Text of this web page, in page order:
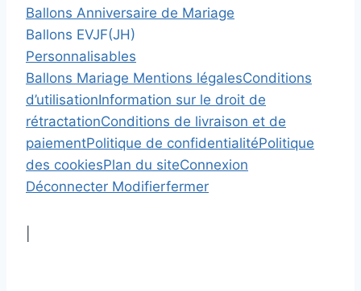
Ballons Anniversaire de Mariage
Ballons EVJF(JH)
Personnalisables
Ballons Mariage Mentions légalesConditions
d’utilisationInformation sur le droit de
rétractationConditions de livraison et de
paiementPolitique de confidentialitéPolitique
des cookiesPlan du siteConnexion
Déconnecter Modifierfermer